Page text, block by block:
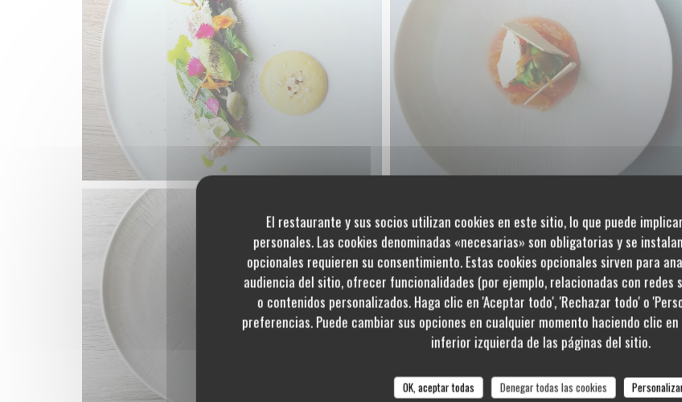
El restaurante y sus socios utilizan cookies en este sitio, lo que puede
personales. Las cookies denominadas «necesarias» son obligatorias y se
opcionales requieren su consentimiento. Estas cookies opcionales sirven para
audiencia del sitio, ofrecer funcionalidades (por ejemplo, relacionadas con redes
o contenidos personalizados. Haga clic en 'Aceptar todo', 'Rechazar todo' o
preferencias. Puede cambiar sus opciones en cualquier momento haciendo clic
inferior izquierda de las páginas del sitio.
OK, aceptar todas Denegar todas las cookies